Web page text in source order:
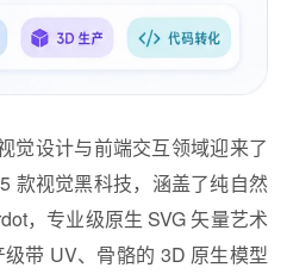
觉设计与前端交互领域迎来了
款视觉黑科技，涵盖了纯自然
，专业级原生 SVG 矢量艺术
带 UV、骨骼的 3D 原生模型